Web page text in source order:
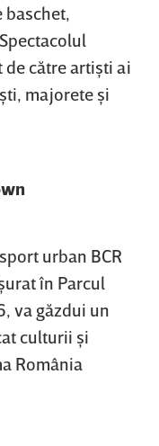
baschet,
către artişti ai
majorete şi
urban BCR
în Parcul
va găzdui un
culturii şi
România